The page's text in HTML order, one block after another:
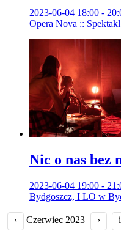
2023-06-04 18:00 -
Opera Nova :: Spektakl
Nic o nas bez
2023-06-04 19:00 -
Bydgoszcz, I LO w
‹ Czerwiec 2023 ›